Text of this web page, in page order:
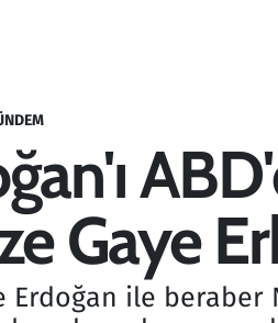
Gaye
Erdoğan ile beraber